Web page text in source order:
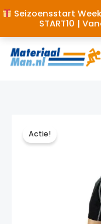
Seizoensstart
START10 |
Ga
naar
de
inhoud
Actie!